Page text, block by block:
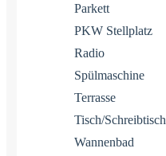
Parkett
PKW Stellplatz
Radio
Spülmaschine
Terrasse
Tisch/Schreibtisch
Wannenbad